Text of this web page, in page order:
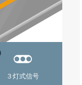
３灯式信号